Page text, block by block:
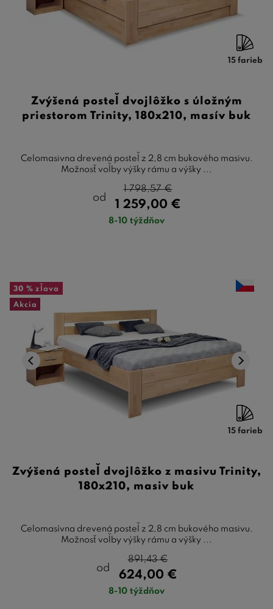
15 farieb
Zvýšená posteľ dvojlôžko s úložným
priestorom Trinity, 180x210, masív buk
Celomasivna drevená posteľ z 2,8 cm bukového masivu.
Možnosť voľby výšky rámu a výšky ...
od
1 259,00 €
1 798,57€
8-10 týždňov
30 % zľava
Akcia
15 farieb
Zvýšená posteľ dvojlôžko z masivu Trinity,
180x210, masiv buk
Celomasívna drevená posteľ z 2,8 cm bukového masivu.
Možnosť voľby výšky rámu a výšky ...
od
624,00 €
891,43€
8-10 týždňov